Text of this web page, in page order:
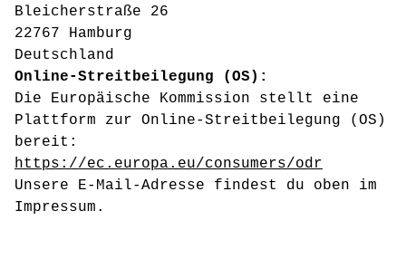
Bleicherstraße 26
22767 Hamburg
Deutschland
Online-Streitbeilegung (OS):
Die Europäische Kommission stellt eine
Plattform zur Online-Streitbeilegung (OS)
bereit:
https://ec.europa.eu/consumers/odr
Unsere E-Mail-Adresse findest du oben im
Impressum.